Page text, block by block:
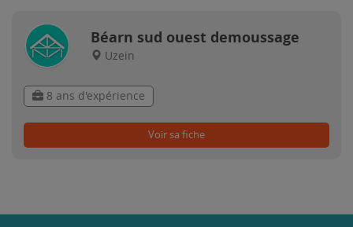
Béarn sud ouest demoussage
Uzein
8 ans d'expérience
Voir sa fiche